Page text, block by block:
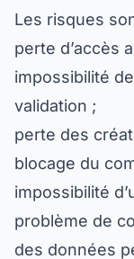
Les risques
perte d’accès
impossibilité
validation ;
perte des
blocage du
impossibilité
problème de
des données